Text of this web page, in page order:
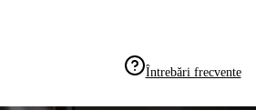
Întrebări frecvente